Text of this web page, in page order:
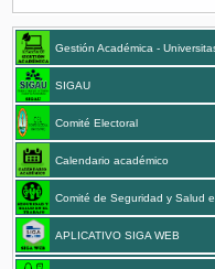
Gestión Académica -
SIGAU
Comité Electoral
Calendario académico
Comité de Seguridad y Salud
APLICATIVO SIGA WEB